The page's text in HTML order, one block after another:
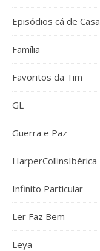
Episódios cá de Casa
Família
Favoritos da Tim
GL
Guerra e Paz
HarperCollinsIbérica
Infinito Particular
Ler Faz Bem
Leya